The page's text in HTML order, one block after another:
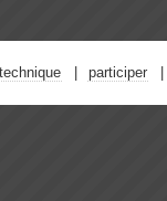
participer